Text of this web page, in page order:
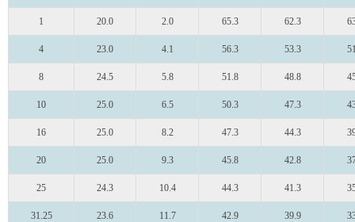
1 20.0 2.0 65.3 62.3
4 23.0 4.1 56.3 53.3
8 24.5 5.8 51.8 48.8
10 25.0 6.5 50.3 47.3
16 25.0 8.2 47.3 44.3
20 25.0 9.3 45.8 42.8
25 24.3 10.4 44.3 41.3
31.25 23.6 11.7 42.9 39.9